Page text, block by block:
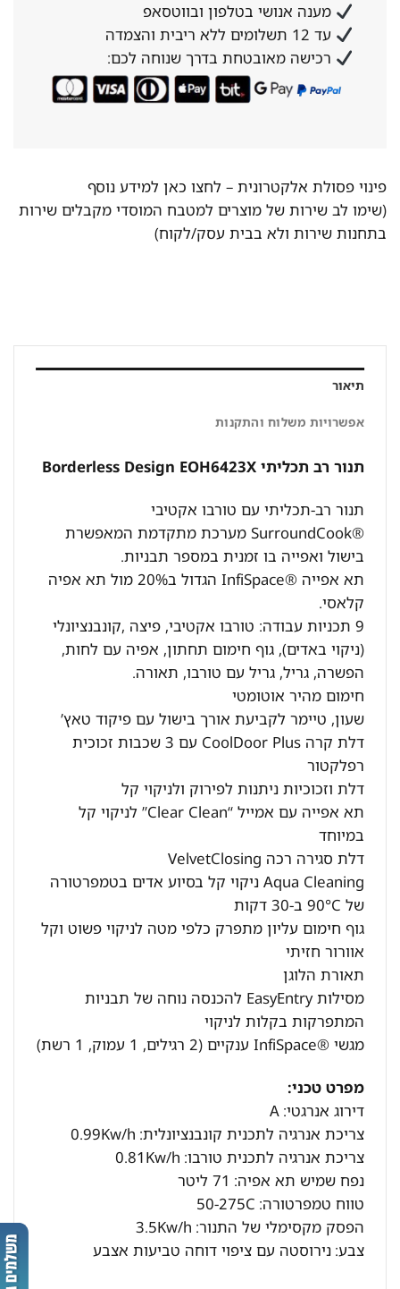
מענה אנושי בטלפון ובווטסאפ
עד 12 תשלומים ללא ריבית והצמדה
רכישה מאובטחת בדרך שנוחה לכם:
פינוי פסולת אלקטרונית –לחצו כאן למידע נוסף
(שימו לב שירות של מוצרים למטבח המוסדי מקבלים שירות
בתחנות שירות ולא בבית עסק/לקוח)
תיאור
אפשרויות משלוח והתקנות
תנור רב תכליתי Borderless Design EOH6423X
תנור רב-תכליתי עם טורבו אקטיבי
®SurroundCook מערכת מתקדמת המאפשרת
בישול ואפייה בו זמנית במספר תבניות.
תא אפייה ®InfiSpace הגדול ב20% מול תא אפיה
קלאסי.
9 תכניות עבודה: טורבו אקטיבי, פיצה ,קונבנציונלי
(ניקוי באדים), גוף חימום תחתון, אפיה עם לחות,
הפשרה, גריל, גריל עם טורבו, תאורה.
חימום מהיר אוטומטי
שעון, טיימר לקביעת אורך בישול עם פיקוד טאץ’
דלת קרה CoolDoor Plus עם 3 שכבות זכוכית
רפלקטור
דלת וזכוכיות ניתנות לפירוק ולניקוי קל
תא אפייה עם אמייל “Clear Clean” לניקוי קל
במיוחד
דלת סגירה רכה VelvetClosing
Aqua Cleaning ניקוי קל בסיוע אדים בטמפרטורה
של 90°C ב-30 דקות
גוף חימום עליון מתפרק כלפי מטה לניקוי פשוט וקל
אוורור חזיתי
תאורת הלוגן
מסילות EasyEntry להכנסה נוחה של תבניות
המתפרקות בקלות לניקוי
מגשי ®InfiSpace ענקיים (2 רגילים, 1 עמוק, 1 רשת)
מפרט טכני:
דירוג אנרגטי:A
צריכת אנרגיה לתכנית קונבנציונלית:0.99Kw/h
צריכת אנרגיה לתכנית טורבו:0.81Kw/h
נפח שמיש תא אפיה:71 ליטר
טווח טמפרטורה:50-275C
הפסק מקסימלי של התנור:3.5Kw/h
צבע:נירוסטה עם ציפוי דוחה טביעות אצבע